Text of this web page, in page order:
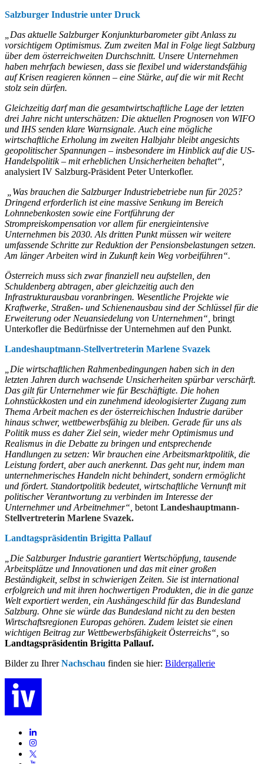
Salzburger Industrie unter Druck
„Das aktuelle Salzburger Konjunkturbarometer gibt Anlass zu
vorsichtigem Optimismus. Zum zweiten Mal in Folge liegt Salzburg
über dem österreichweiten Durchschnitt. Unsere Unternehmen
haben mehrfach bewiesen, dass sie flexibel und widerstandsfähig
auf Krisen reagieren können – eine Stärke, auf die wir mit Recht
stolz sein dürfen.
Gleichzeitig darf man die gesamtwirtschaftliche Lage der letzten
drei Jahre nicht unterschätzen: Die aktuellen Prognosen von WIFO
und IHS senden klare Warnsignale. Auch eine mögliche
wirtschaftliche Erholung im zweiten Halbjahr bleibt angesichts
geopolitischer Spannungen – insbesondere im Hinblick auf die US-
Handelspolitik – mit erheblichen Unsicherheiten behaftet“,
analysiert IV Salzburg-Präsident Peter Unterkofler.
„Was brauchen die Salzburger Industriebetriebe nun für 2025?
Dringend erforderlich ist eine massive Senkung im Bereich
Lohnnebenkosten sowie eine Fortführung der
Strompreiskompensation vor allem für energieintensive
Unternehmen bis 2030. Als dritten Punkt müssen wir weitere
umfassende Schritte zur Reduktion der Pensionsbelastungen setzen.
Am länger Arbeiten wird in Zukunft kein Weg vorbeiführen“.
Österreich muss sich zwar finanziell neu aufstellen, den
Schuldenberg abtragen, aber gleichzeitig auch den
Infrastrukturausbau voranbringen. Wesentliche Projekte wie
Kraftwerke, Straßen- und Schienenausbau sind der Schlüssel für die
Erweiterung oder Neuansiedelung von Unternehmen“, bringt
Unterkofler die Bedürfnisse der Unternehmen auf den Punkt.
Landeshauptmann-Stellvertreterin Marlene Svazek
„Die wirtschaftlichen Rahmenbedingungen haben sich in den
letzten Jahren durch wachsende Unsicherheiten spürbar verschärft.
Das gilt für Unternehmer wie für Beschäftigte. Die hohen
Lohnstückkosten und ein zunehmend ideologisierter Zugang zum
Thema Arbeit machen es der österreichischen Industrie darüber
hinaus schwer, wettbewerbsfähig zu bleiben. Gerade für uns als
Politik muss es daher Ziel sein, wieder mehr Optimismus und
Realismus in die Debatte zu bringen und entsprechende
Handlungen zu setzen: Wir brauchen eine Arbeitsmarktpolitik, die
Leistung fordert, aber auch anerkennt. Das geht nur, indem man
unternehmerisches Handeln nicht behindert, sondern ermöglicht
und fördert. Standortpolitik bedeutet, wirtschaftliche Vernunft mit
politischer Verantwortung zu verbinden im Interesse der
Unternehmer und Arbeitnehmer“, betont Landeshauptmann-
Stellvertreterin Marlene Svazek.
Landtagspräsidentin Brigitta Pallauf
„Die Salzburger Industrie garantiert Wertschöpfung, tausende
Arbeitsplätze und Innovationen und das mit einer großen
Beständigkeit, selbst in schwierigen Zeiten. Sie ist international
erfolgreich und mit ihren hochwertigen Produkten, die in die ganze
Welt exportiert werden, ein Aushängeschild für das Bundesland
Salzburg. Ohne sie würde das Bundesland nicht zu den besten
Wirtschaftsregionen Europas gehören. Zudem leistet sie einen
wichtigen Beitrag zur Wettbewerbsfähigkeit Österreichs“, so
Landtagspräsidentin Brigitta Pallauf.
Bilder zu IhrerNachschau finden sie hier: Bildergallerie